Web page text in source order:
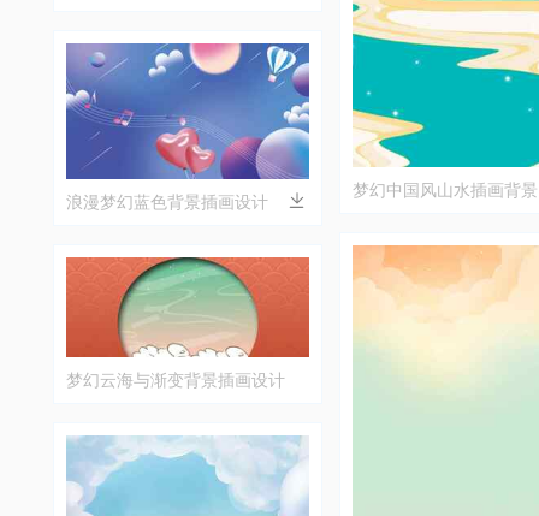
浪漫梦幻蓝色背景插画设计
梦幻云海与渐变背景插画设计
梦幻中国风山水插画背